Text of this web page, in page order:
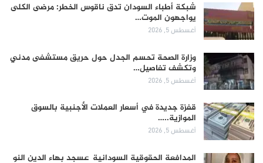
شبكة أطباء السودان تدق ناقوس الخطر: مرضى الكلى
يواجهون الموت…
أغسطس 5, 2026
وزارة الصحة تحسم الجدل حول حريق مستشفى مدني
وتكشف تفاصيل…
أغسطس 5, 2026
قفزة جديدة في أسعار العملات الأجنبية بالسوق
الموازية..…
أغسطس 5, 2026
المدافعة الحقوقية السودانية عسجد بهاء الدين النو